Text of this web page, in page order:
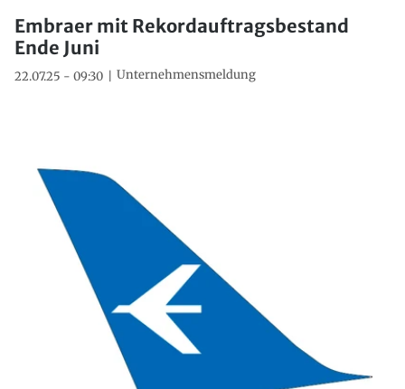
Embraer mit Rekordauftragsbestand
Ende Juni
22.07.25 - 09:30 Unternehmensmeldung